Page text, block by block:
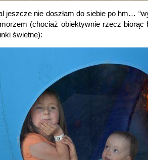
jeszcze nie doszłam do siebie po hm…
(chociaż obiektywnie rzecz biorąc
świetne):